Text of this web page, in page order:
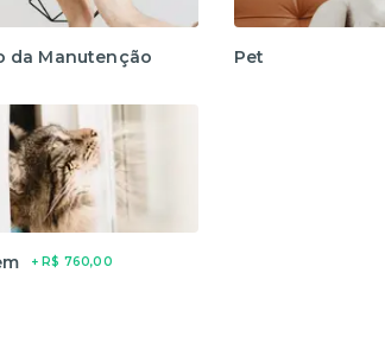
da Manutenção Pet
+ R$ 760,00